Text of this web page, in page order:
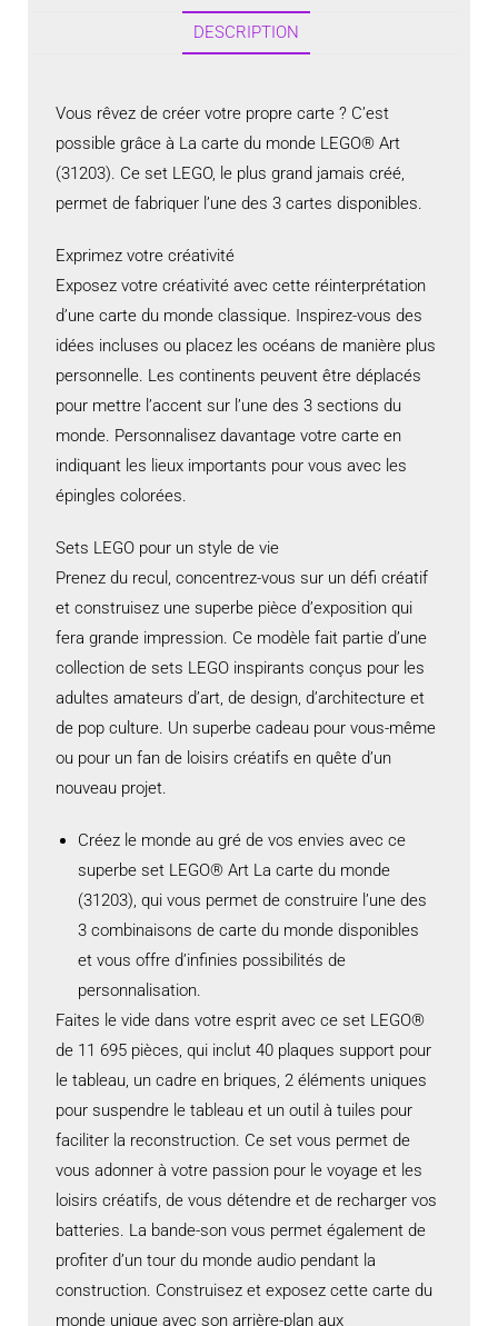
DESCRIPTION
Vous rêvez de créer votre propre carte ? C’est
possible grâce à La carte du monde LEGO® Art
(31203). Ce set LEGO, le plus grand jamais créé,
permet de fabriquer l’une des 3 cartes disponibles.
Exprimez votre créativité
Exposez votre créativité avec cette réinterprétation
d’une carte du monde classique. Inspirez-vous des
idées incluses ou placez les océans de manière plus
personnelle. Les continents peuvent être déplacés
pour mettre l’accent sur l’une des 3 sections du
monde. Personnalisez davantage votre carte en
indiquant les lieux importants pour vous avec les
épingles colorées.
Sets LEGO pour un style de vie
Prenez du recul, concentrez-vous sur un défi créatif
et construisez une superbe pièce d’exposition qui
fera grande impression. Ce modèle fait partie d’une
collection de sets LEGO inspirants conçus pour les
adultes amateurs d’art, de design, d’architecture et
de pop culture. Un superbe cadeau pour vous-même
ou pour un fan de loisirs créatifs en quête d’un
nouveau projet.
Créez le monde au gré de vos envies avec ce
superbe set LEGO® Art La carte du monde
(31203), qui vous permet de construire l’une des
3 combinaisons de carte du monde disponibles
et vous offre d’infinies possibilités de
personnalisation.
Faites le vide dans votre esprit avec ce set LEGO®
de 11 695 pièces, qui inclut 40 plaques support pour
le tableau, un cadre en briques, 2 éléments uniques
pour suspendre le tableau et un outil à tuiles pour
faciliter la reconstruction. Ce set vous permet de
vous adonner à votre passion pour le voyage et les
loisirs créatifs, de vous détendre et de recharger vos
batteries. La bande-son vous permet également de
profiter d’un tour du monde audio pendant la
construction. Construisez et exposez cette carte du
monde unique avec son arrière-plan aux